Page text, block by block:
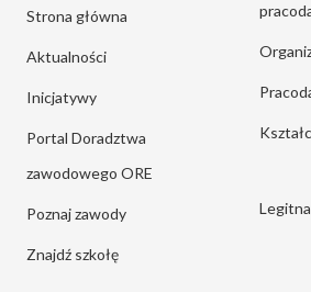
Strona główna
Aktualności
Inicjatywy
Portal Doradztwa
zawodowego ORE
Poznaj zawody
Znajdź szkołę